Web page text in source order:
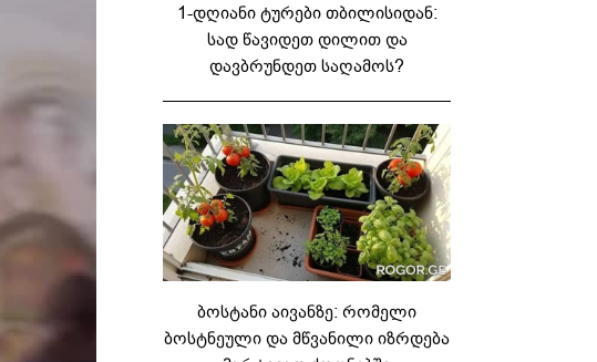
1-დღიანი ტურები თბილისიდან:
სად წავიდეთ დილით და
დავბრუნდეთ საღამოს?
ბოსტანი აივანზე: რომელი
ბოსტნეული და მწვანილი იზრდება